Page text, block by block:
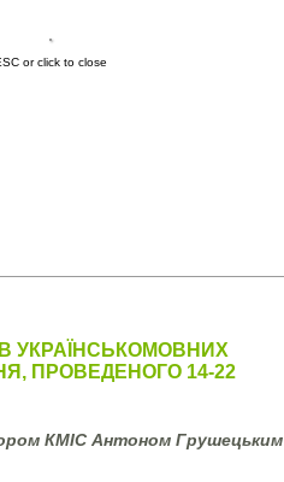
or click to close
УКРАЇНСЬКОМОВНИХ
ПРОВЕДЕНОГО 14-22
КМІС Антоном Грушецьким